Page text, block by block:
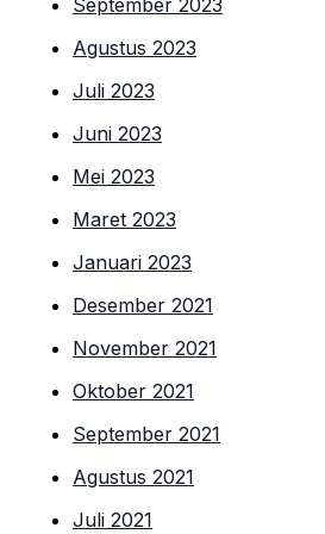
September 2023
Agustus 2023
Juli 2023
Juni 2023
Mei 2023
Maret 2023
Januari 2023
Desember 2021
November 2021
Oktober 2021
September 2021
Agustus 2021
Juli 2021